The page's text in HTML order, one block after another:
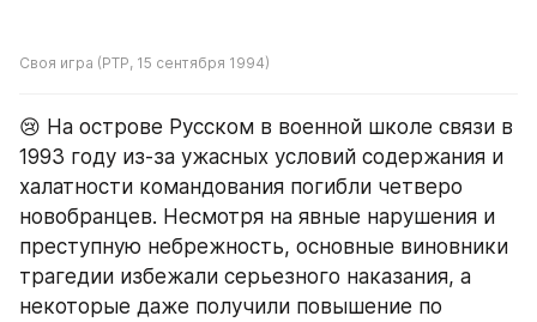
Своя игра (РТР, 15 сентября 1994)
😢 На острове Русском в военной школе связи в
1993 году из-за ужасных условий содержания и
халатности командования погибли четверо
новобранцев. Несмотря на явные нарушения и
преступную небрежность, основные виновники
трагедии избежали серьезного наказания, а
некоторые даже получили повышение по